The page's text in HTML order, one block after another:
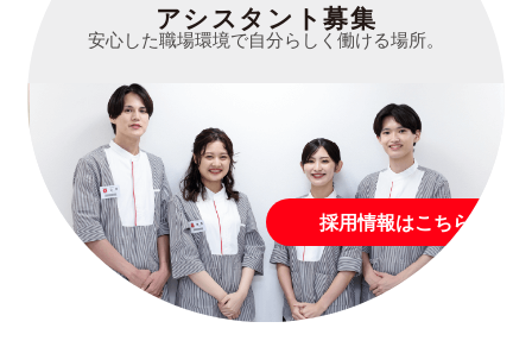
アシスタント募集
安心した職場環境で自分らしく働ける場所。
採用情報はこちら